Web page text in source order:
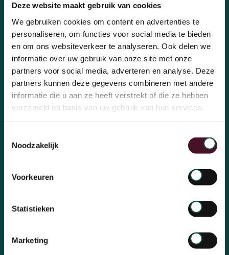
Deze website maakt gebruik van cookies
We gebruiken cookies om content en advertenties te
personaliseren, om functies voor social media te bieden
en om ons websiteverkeer te analyseren. Ook delen we
informatie over uw gebruik van onze site met onze
partners voor social media, adverteren en analyse. Deze
partners kunnen deze gegevens combineren met andere
informatie die u aan ze heeft verstrekt of die ze hebben
verzameld op basis van uw gebruik van hun services.
Noodzakelijk
Voorkeuren
Statistieken
Marketing